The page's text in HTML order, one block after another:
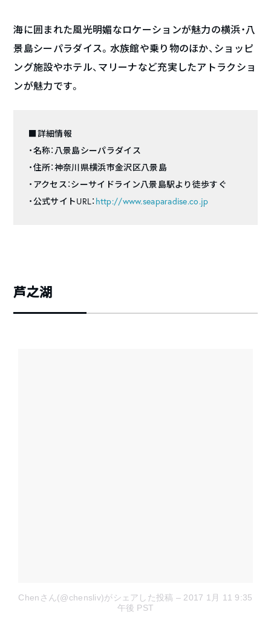
海に囲まれた風光明媚なロケーションが魅力の横浜・八
景島シーパラダイス。水族館や乗り物のほか、ショッピ
ング施設やホテル、マリーナなど充実したアトラクショ
ンが魅力です。
■詳細情報
・名称：八景島シーパラダイス
・住所：神奈川県横浜市金沢区八景島
・アクセス：シーサイドライン八景島駅より徒歩すぐ
・公式サイトURL： http://www.seaparadise.co.jp
芦之湖
Chenさん(@chensliv)がシェアした投稿 – 2017 1月 11 9:35
午後 PST